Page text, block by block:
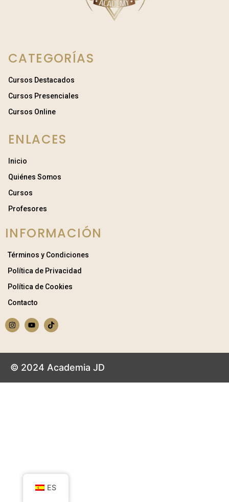
CATEGORÍAS
Cursos Destacados
Cursos Presenciales
Cursos Online
ENLACES
Inicio
Quiénes Somos
Cursos
Profesores
INFORMACIÓN
Términos y Condiciones
Política de Privacidad
Política de Cookies
Contacto
© 2024 Academia JD
ES